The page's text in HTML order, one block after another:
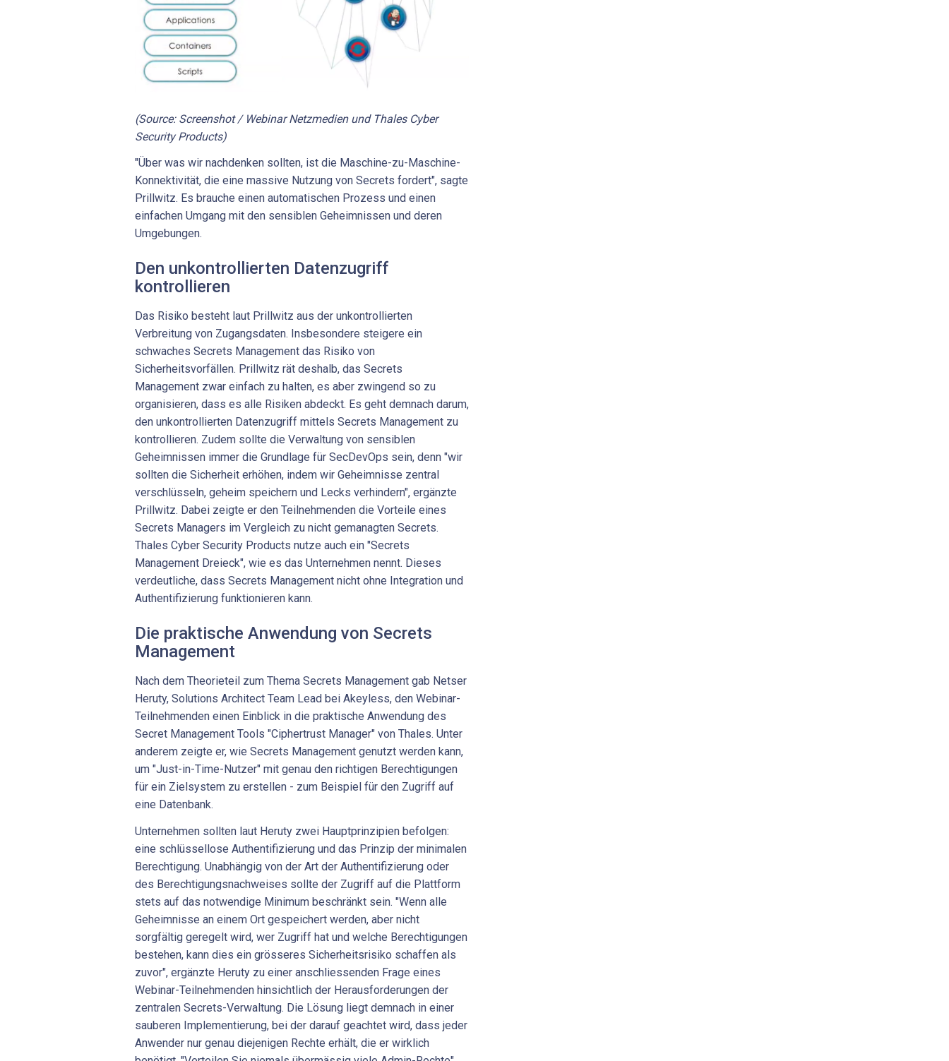
(Source: Screenshot / Webinar Netzmedien und Thales Cyber
Security Products)
"Über was wir nachdenken sollten, ist die Maschine-zu-Maschine-
Konnektivität, die eine massive Nutzung von Secrets fordert", sagte
Prillwitz. Es brauche einen automatischen Prozess und einen
einfachen Umgang mit den sensiblen Geheimnissen und deren
Umgebungen.
Den unkontrollierten Datenzugriff
kontrollieren
Das Risiko besteht laut Prillwitz aus der unkontrollierten
Verbreitung von Zugangsdaten. Insbesondere steigere ein
schwaches Secrets Management das Risiko von
Sicherheitsvorfällen. Prillwitz rät deshalb, das Secrets
Management zwar einfach zu halten, es aber zwingend so zu
organisieren, dass es alle Risiken abdeckt. Es geht demnach darum,
den unkontrollierten Datenzugriff mittels Secrets Management zu
kontrollieren. Zudem sollte die Verwaltung von sensiblen
Geheimnissen immer die Grundlage für SecDevOps sein, denn "wir
sollten die Sicherheit erhöhen, indem wir Geheimnisse zentral
verschlüsseln, geheim speichern und Lecks verhindern", ergänzte
Prillwitz. Dabei zeigte er den Teilnehmenden die Vorteile eines
Secrets Managers im Vergleich zu nicht gemanagten Secrets.
Thales Cyber Security Products nutze auch ein "Secrets
Management Dreieck", wie es das Unternehmen nennt. Dieses
verdeutliche, dass Secrets Management nicht ohne Integration und
Authentifizierung funktionieren kann.
Die praktische Anwendung von Secrets
Management
Nach dem Theorieteil zum Thema Secrets Management gab Netser
Heruty, Solutions Architect Team Lead bei Akeyless, den Webinar-
Teilnehmenden einen Einblick in die praktische Anwendung des
Secret Management Tools "Ciphertrust Manager" von Thales. Unter
anderem zeigte er, wie Secrets Management genutzt werden kann,
um "Just-in-Time-Nutzer" mit genau den richtigen Berechtigungen
für ein Zielsystem zu erstellen - zum Beispiel für den Zugriff auf
eine Datenbank.
Unternehmen sollten laut Heruty zwei Hauptprinzipien befolgen:
eine schlüssellose Authentifizierung und das Prinzip der minimalen
Berechtigung. Unabhängig von der Art der Authentifizierung oder
des Berechtigungsnachweises sollte der Zugriff auf die Plattform
stets auf das notwendige Minimum beschränkt sein. "Wenn alle
Geheimnisse an einem Ort gespeichert werden, aber nicht
sorgfältig geregelt wird, wer Zugriff hat und welche Berechtigungen
bestehen, kann dies ein grösseres Sicherheitsrisiko schaffen als
zuvor", ergänzte Heruty zu einer anschliessenden Frage eines
Webinar-Teilnehmenden hinsichtlich der Herausforderungen der
zentralen Secrets-Verwaltung. Die Lösung liegt demnach in einer
sauberen Implementierung, bei der darauf geachtet wird, dass jeder
Anwender nur genau diejenigen Rechte erhält, die er wirklich